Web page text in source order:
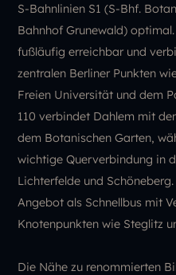
S-Bahnlinien S1 (S-Bhf.
Bahnhof Grunewald)
fußläufig erreichbar und
zentralen Berliner Punkten
Freien Universität und dem
110 verbindet Dahlem mit
dem Botanischen Garten,
wichtige Querverbindung in
Lichterfelde und
Angebot als Schnellbus mit
Knotenpunkten wie Steglitz
Die Nähe zu renommierten